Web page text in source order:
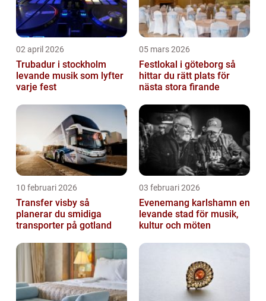
02 april 2026
Trubadur i stockholm
levande musik som lyfter
varje fest
05 mars 2026
Festlokal i göteborg så
hittar du rätt plats för
nästa stora firande
10 februari 2026
Transfer visby så
planerar du smidiga
transporter på gotland
03 februari 2026
Evenemang karlshamn en
levande stad för musik,
kultur och möten